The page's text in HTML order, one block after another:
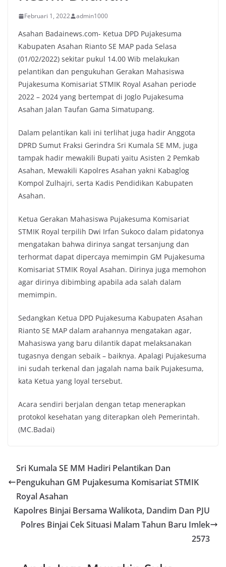
Februari 1, 2022 admin1000
Asahan Badainews.com- Ketua DPD Pujakesuma
Kabupaten Asahan Rianto SE MAP pada Selasa
(01/02/2022) sekitar pukul 14.00 Wib melakukan
pelantikan dan pengukuhan Gerakan Mahasiswa
Pujakesuma Komisariat STMIK Royal Asahan periode
2022 – 2024 yang bertempat di Joglo Pujakesuma
Asahan Jalan Taufan Gama Simatupang.
Dalam pelantikan kali ini terlihat juga hadir Anggota
DPRD Sumut Fraksi Gerindra Sri Kumala SE MM, juga
tampak hadir mewakili Bupati yaitu Asisten 2 Pemkab
Asahan, Mewakili Kapolres Asahan yakni Kabaglog
Kompol Zulhajri, serta Kadis Pendidikan Kabupaten
Asahan.
Ketua Gerakan Mahasiswa Pujakesuma Komisariat
STMIK Royal terpilih Dwi Irfan Sukoco dalam pidatonya
mengatakan bahwa dirinya sangat tersanjung dan
terhormat dapat dipercaya memimpin GM Pujakesuma
Komisariat STMIK Royal Asahan. Dirinya juga memohon
agar dirinya dibimbing apabila ada salah dalam
memimpin.
Sedangkan Ketua DPD Pujakesuma Kabupaten Asahan
Rianto SE MAP dalam arahannya mengatakan agar,
Mahasiswa yang baru dilantik dapat melaksanakan
tugasnya dengan sebaik – baiknya. Apalagi Pujakesuma
ini sudah terkenal dan jagalah nama baik Pujakesuma,
kata Ketua yang loyal tersebut.
Acara sendiri berjalan dengan tetap menerapkan
protokol kesehatan yang diterapkan oleh Pemerintah.
(MC.Badai)
Sri Kumala SE MM Hadiri Pelantikan Dan
Pengukuhan GM Pujakesuma Komisariat STMIK
Royal Asahan
Kapolres Binjai Bersama Walikota, Dandim Dan PJU
Polres Binjai Cek Situasi Malam Tahun Baru Imlek
2573